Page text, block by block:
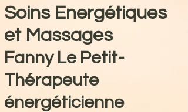
Soins Energétiques
et Massages
Fanny Le Petit-
Thérapeute
énergéticienne